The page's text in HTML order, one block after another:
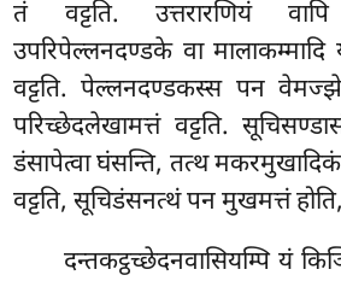
तं वट्टति. उत्तरारणियं
उपरिपेल्लनदण्डके वा
वट्टति. पेल्लनदण्डकस्स पन
परिच्छेदलेखामत्तं वट्टति.
डंसापेत्वा घंसन्ति, तत्थ
वट्टति, सूचिडंसनत्थं पन मुखमत्तं होति,
दन्तकट्ठच्छेदनवासियम्पि यं